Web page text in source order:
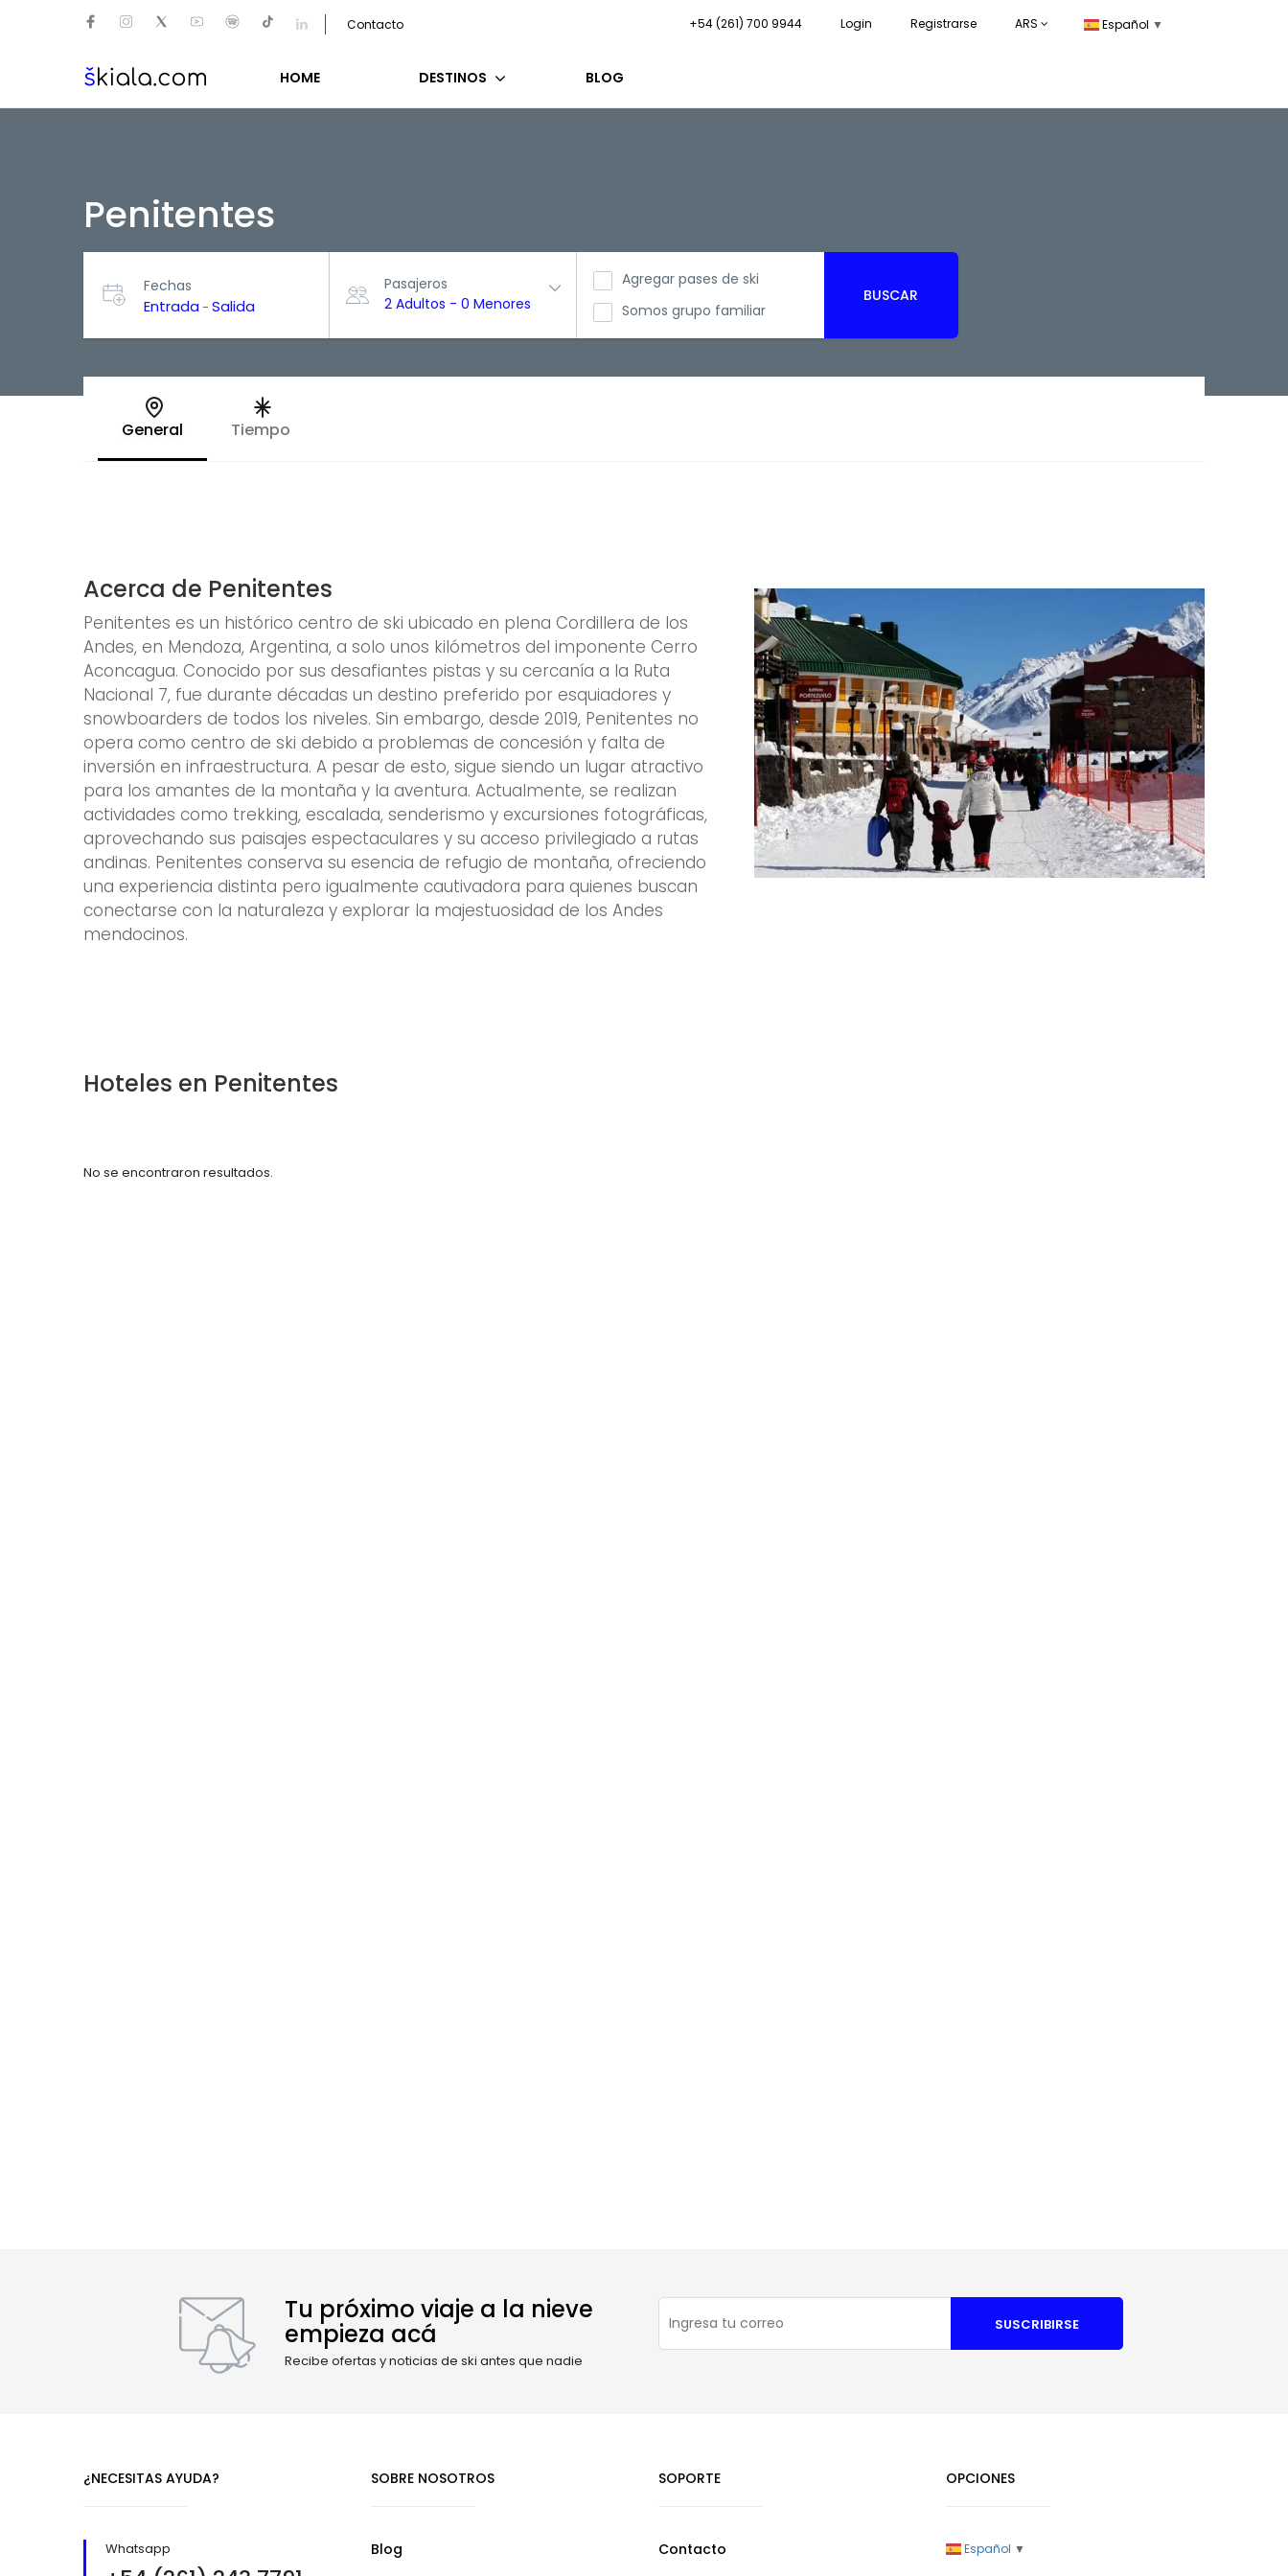
Contacto +54 (261) 700 9944 Login Registrarse ARS Español ▼
HOME DESTINOS BLOG
Penitentes
Fechas
Entrada - Salida
Pasajeros
2 Adultos -0 Menores
Agregar pases de ski
Somos grupo familiar
BUSCAR
General Tiempo
Acerca de Penitentes
Penitentes es un histórico centro de ski ubicado en plena Cordillera de los
Andes, en Mendoza, Argentina, a solo unos kilómetros del imponente Cerro
Aconcagua. Conocido por sus desafiantes pistas y su cercanía a la Ruta
Nacional 7, fue durante décadas un destino preferido por esquiadores y
snowboarders de todos los niveles. Sin embargo, desde 2019, Penitentes no
opera como centro de ski debido a problemas de concesión y falta de
inversión en infraestructura. A pesar de esto, sigue siendo un lugar atractivo
para los amantes de la montaña y la aventura. Actualmente, se realizan
actividades como trekking, escalada, senderismo y excursiones fotográficas,
aprovechando sus paisajes espectaculares y su acceso privilegiado a rutas
andinas. Penitentes conserva su esencia de refugio de montaña, ofreciendo
una experiencia distinta pero igualmente cautivadora para quienes buscan
conectarse con la naturaleza y explorar la majestuosidad de los Andes
mendocinos.
Hoteles en Penitentes
No se encontraron resultados.
Tu próximo viaje a la nieve
empieza acá
Recibe ofertas y noticias de ski antes que nadie
SUSCRIBIRSE
¿NECESITAS AYUDA?
Whatsapp
SOBRE NOSOTROS
Blog
SOPORTE
Contacto
OPCIONES
Español ▼